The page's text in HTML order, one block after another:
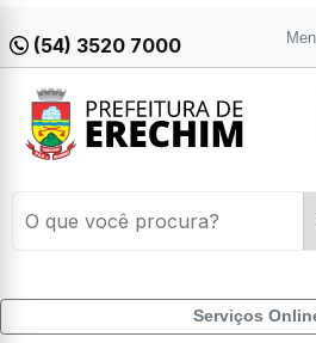
(54) 3520 7000
Serviços